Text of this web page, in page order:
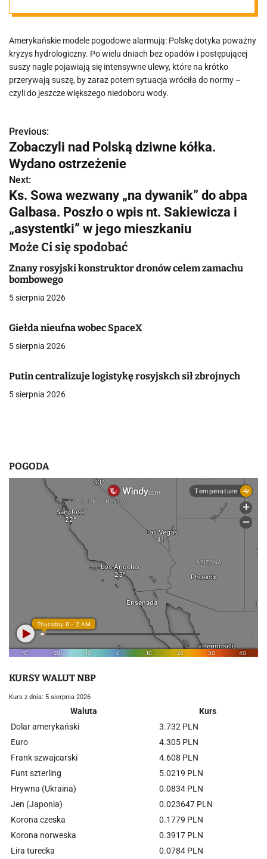
Amerykańskie modele pogodowe alarmują: Polskę dotyka poważny
kryzys hydrologiczny. Po wielu dniach bez opadów i postępującej
suszy nagle pojawiają się intensywne ulewy, które na krótko
przerywają suszę, by zaraz potem sytuacja wróciła do normy –
czyli do jeszcze większego niedoboru wody.
N
a
w
i
g
a
c
j
w
i
Previous:
Zobaczyli nad Polską dziwne kółka.
Wydano ostrzeżenie
Next:
Ks. Sowa wezwany „na dywanik” do abpa
Galbasa. Poszło o wpis nt. Sakiewicza i
„asystentki” w jego mieszkaniu
Może Ci się spodobać
Znany rosyjski konstruktor dronów celem zamachu
bombowego
5 sierpnia 2026
Giełda nieufna wobec SpaceX
5 sierpnia 2026
Putin centralizuje logistykę rosyjskch sił zbrojnych
5 sierpnia 2026
POGODA
KURSY WALUT NBP
Kurs z dnia: 5 sierpnia 2026
Waluta
Kurs
Dolar amerykański
3.732 PLN
Euro
4.305 PLN
Frank szwajcarski
4.608 PLN
Funt szterling
5.0219 PLN
Hrywna (Ukraina)
0.0834 PLN
Jen (Japonia)
0.023647 PLN
Korona czeska
0.1779 PLN
Korona norweska
0.3917 PLN
Lira turecka
0.0784 PLN